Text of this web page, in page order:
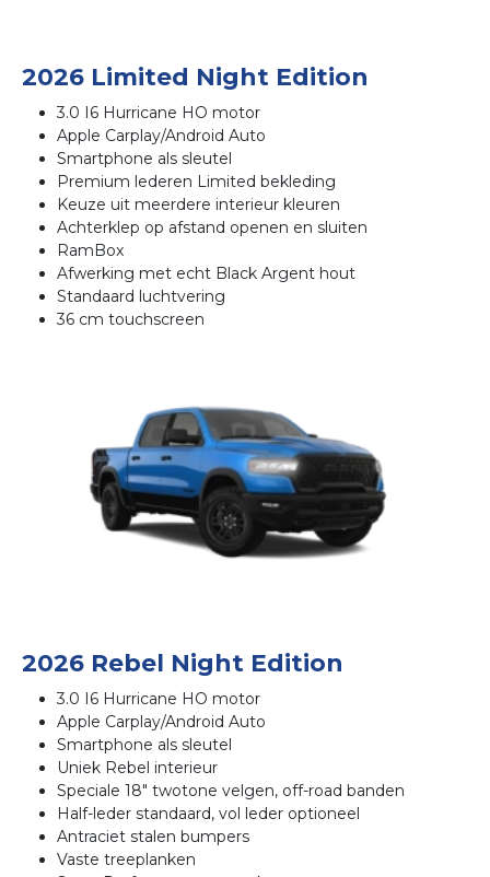
2026 Limited Night Edition
3.0 I6 Hurricane HO motor
Apple Carplay/Android Auto
Smartphone als sleutel
Premium lederen Limited bekleding
Keuze uit meerdere interieur kleuren
Achterklep op afstand openen en sluiten
RamBox
Afwerking met echt Black Argent hout
Standaard luchtvering
36 cm touchscreen
2026 Rebel Night Edition
3.0 I6 Hurricane HO motor
Apple Carplay/Android Auto
Smartphone als sleutel
Uniek Rebel interieur
Speciale 18" twotone velgen, off-road banden
Half-leder standaard, vol leder optioneel
Antraciet stalen bumpers
Vaste treeplanken